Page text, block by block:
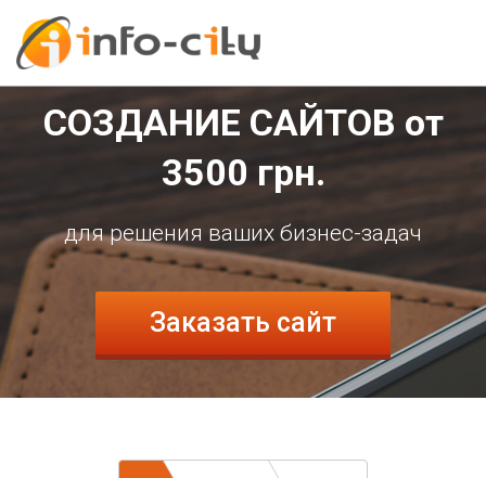
СОЗДАНИЕ САЙТОВ от
3500грн.
для решения ваших бизнес-задач
Заказать сайт